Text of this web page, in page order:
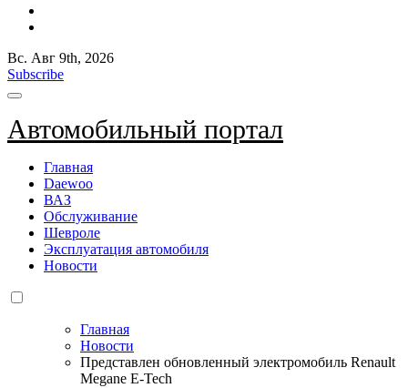
Вс. Авг 9th, 2026
Subscribe
Автомобильный портал
Главная
Daewoo
ВАЗ
Обслуживание
Шевроле
Эксплуатация автомобиля
Новости
Главная
Новости
Представлен обновленный электромобиль Renault
Megane E-Tech